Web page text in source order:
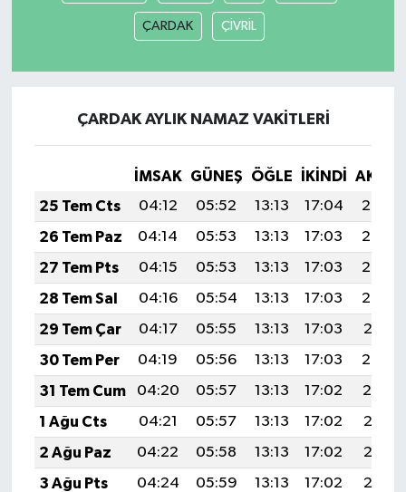
ÇARDAK ÇİVRİL
ÇARDAK AYLIK NAMAZ VAKITLERI
İMSAK GÜNEŞ ÖĞLE İKINDI
25 Tem Cts
04:12 05:52 13:13 17:04
20:24
26 Tem Paz
04:14 05:53 13:13 17:03
20:23
27 Tem Pts
04:15 05:53 13:13 17:03
20:22
28 Tem Sal
04:16 05:54 13:13 17:03
20:22
29 Tem Çar
04:17 05:55 13:13 17:03
20:21
30 Tem Per
04:19 05:56 13:13 17:03
20:20
31 Tem Cum
04:20 05:57 13:13 17:02
20:19
1 Ağu Cts
04:21 05:57 13:13 17:02
20:18
2 Ağu Paz
04:22 05:58 13:13 17:02
20:17
3 Ağu Pts
04:24 05:59 13:13 17:02
20:16